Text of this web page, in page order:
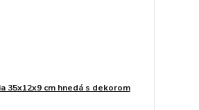
35x12x9 cm hnedá s dekorom